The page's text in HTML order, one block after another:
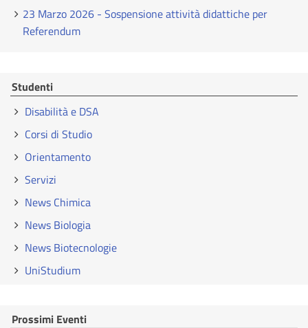
23 Marzo 2026 - Sospensione attività didattiche per
Referendum
Studenti
Disabilità e DSA
Corsi di Studio
Orientamento
Servizi
News Chimica
News Biologia
News Biotecnologie
UniStudium
Prossimi Eventi